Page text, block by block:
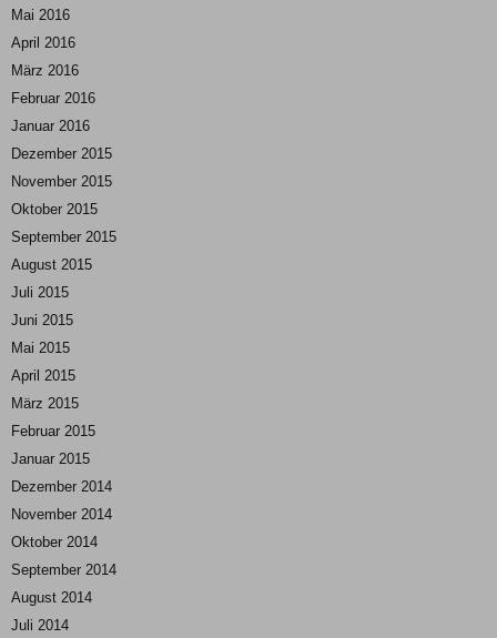
Mai 2016
April 2016
März 2016
Februar 2016
Januar 2016
Dezember 2015
November 2015
Oktober 2015
September 2015
August 2015
Juli 2015
Juni 2015
Mai 2015
April 2015
März 2015
Februar 2015
Januar 2015
Dezember 2014
November 2014
Oktober 2014
September 2014
August 2014
Juli 2014